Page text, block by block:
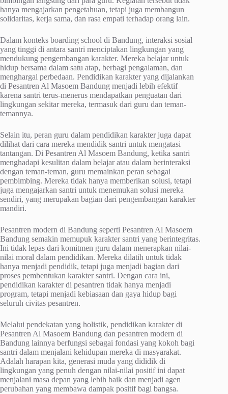
hanya mengajarkan pengetahuan, tetapi juga membangun
solidaritas, kerja sama, dan rasa empati terhadap orang lain.
Dalam konteks boarding school di Bandung, interaksi sosial
yang tinggi di antara santri menciptakan lingkungan yang
mendukung pengembangan karakter. Mereka belajar untuk
hidup bersama dalam satu atap, berbagi pengalaman, dan
menghargai perbedaan. Pendidikan karakter yang dijalankan
di Pesantren Al Masoem Bandung menjadi lebih efektif
karena santri terus-menerus mendapatkan penguatan dari
lingkungan sekitar mereka, termasuk dari guru dan teman-
temannya.
Selain itu, peran guru dalam pendidikan karakter juga dapat
dilihat dari cara mereka mendidik santri untuk mengatasi
tantangan. Di Pesantren Al Masoem Bandung, ketika santri
menghadapi kesulitan dalam belajar atau dalam berinteraksi
dengan teman-teman, guru memainkan peran sebagai
pembimbing. Mereka tidak hanya memberikan solusi, tetapi
juga mengajarkan santri untuk menemukan solusi mereka
sendiri, yang merupakan bagian dari pengembangan karakter
mandiri.
Pesantren modern di Bandung seperti Pesantren Al Masoem
Bandung semakin memupuk karakter santri yang berintegritas.
Ini tidak lepas dari komitmen guru dalam menerapkan nilai-
nilai moral dalam pendidikan. Mereka dilatih untuk tidak
hanya menjadi pendidik, tetapi juga menjadi bagian dari
proses pembentukan karakter santri. Dengan cara ini,
pendidikan karakter di pesantren tidak hanya menjadi
program, tetapi menjadi kebiasaan dan gaya hidup bagi
seluruh civitas pesantren.
Melalui pendekatan yang holistik, pendidikan karakter di
Pesantren Al Masoem Bandung dan pesantren modern di
Bandung lainnya berfungsi sebagai fondasi yang kokoh bagi
santri dalam menjalani kehidupan mereka di masyarakat.
Adalah harapan kita, generasi muda yang dididik di
lingkungan yang penuh dengan nilai-nilai positif ini dapat
menjalani masa depan yang lebih baik dan menjadi agen
perubahan yang membawa dampak positif bagi bangsa.